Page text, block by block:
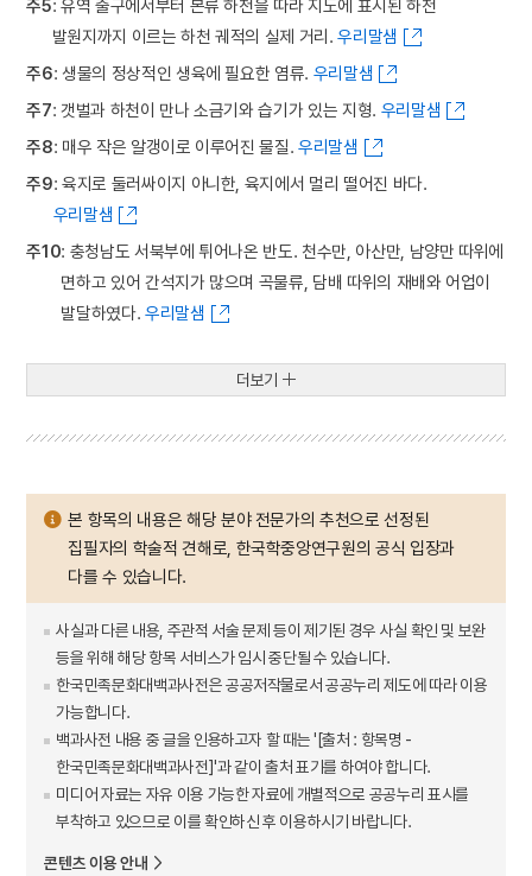
주5: 유역 출구에서부터 본류 하천을 따라 지도에 표시된 하천
발원지까지 이르는 하천 궤적의 실제 거리.우리말샘
주6: 생물의 정상적인 생육에 필요한 염류. 우리말샘
주7: 갯벌과 하천이 만나 소금기와 습기가 있는 지형. 우리말샘
주8: 매우 작은 알갱이로 이루어진 물질.우리말샘
주9: 육지로 둘러싸이지 아니한, 육지에서 멀리 떨어진 바다.
우리말샘
주10: 충청남도 서북부에 튀어나온 반도. 천수만, 아산만, 남양만 따위에
면하고 있어 간석지가 많으며 곡물류, 담배 따위의 재배와 어업이
발달하였다. 우리말샘
더보기
본 항목의 내용은 해당 분야 전문가의 추천으로 선정된
집필자의 학술적 견해로, 한국학중앙연구원의 공식 입장과
다를 수 있습니다.
사실과 다른 내용, 주관적 서술 문제 등이 제기된 경우 사실 확인 및 보완
등을 위해 해당 항목 서비스가 임시 중단될 수 있습니다.
한국민족문화대백과사전은 공공저작물로서 공공누리 제도에 따라 이용
가능합니다.
백과사전 내용 중 글을 인용하고자 할 때는 '[출처 : 항목명 -
한국민족문화대백과사전]'과 같이 출처 표기를 하여야 합니다.
미디어 자료는 자유 이용 가능한 자료에 개별적으로 공공누리 표시를
부착하고 있으므로 이를 확인하신 후 이용하시기 바랍니다.
콘텐츠 이용 안내